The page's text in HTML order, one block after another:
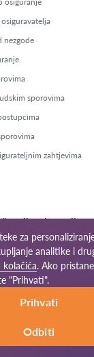
nezgode
sporovima
zahtjevima
subvencija
poljoprivredi
za
analitike i
. Ako
"Prihvati".
Prihvati
Odbiti